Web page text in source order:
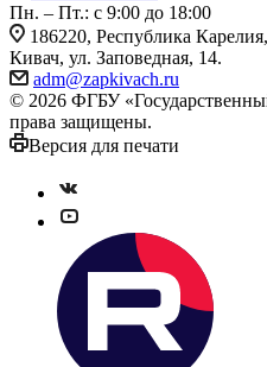
Пн. – Пт.: с 9:00 до 18:00
186220, Республика
Кивач, ул. Заповедная, 14.
adm@zapkivach.ru
© 2026 ФГБУ
права защищены.
Версия для печати